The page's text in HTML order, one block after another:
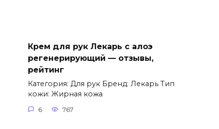
Крем для рук Лекарь с алоэ
регенерирующий — отзывы,
рейтинг
Категория: Для рук Бренд: Лекарь Тип
кожи: Жирная кожа
6 767